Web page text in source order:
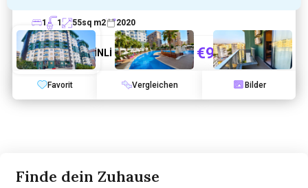
1
1 55sq m2 2020
Bekir ALTİNLİ €90.000,00
Favorit Vergleichen Bilder
Finde dein Zuhause